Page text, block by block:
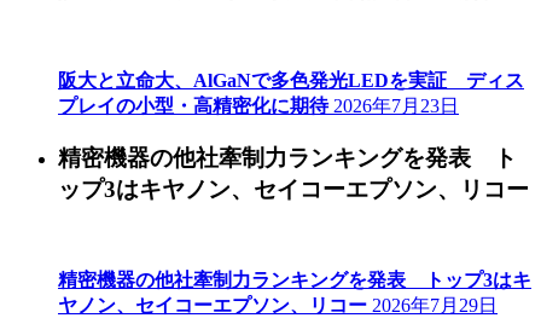
阪大と立命大、AlGaNで多色発光LEDを実証 ディス
プレイの小型・高精密化に期待 2026年7月23日
精密機器の他社牽制力ランキングを発表 ト
ップ3はキヤノン、セイコーエプソン、リコー
精密機器の他社牽制力ランキングを発表 トップ3はキ
ヤノン、セイコーエプソン、リコー 2026年7月29日